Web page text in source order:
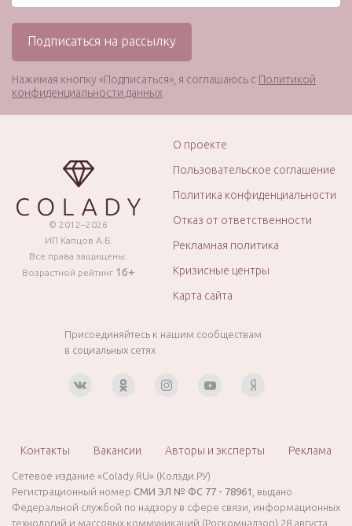
Нажимая кнопку «Подписаться», я соглашаюсь с Политикой
конфиденциальности данных
© 2012–2026
ИП Капцов А.Б.
Все права защищены.
Возрастной рейтинг 16+
О проекте
Пользовательское соглашение
Политика конфиденциальности
Отказ от ответственности
Рекламная политика
Кризисные центры
Карта сайта
Присоединяйтесь к нашим сообществам
в социальных сетях
Контакты Вакансии Авторы и эксперты Реклама
Сетевое издание «Colady.RU» (Колэди.РУ)
Регистрационный номер СМИ ЭЛ № ФС 77 - 78961
, выдано
Федеральной службой по надзору в сфере связи, информационных
технологий и массовых коммуникаций (Роскомнадзор) 28 августа